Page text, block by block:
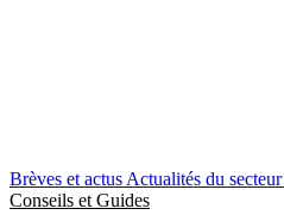
Brèves et actus Actualités du secteur
Conseils et Guides